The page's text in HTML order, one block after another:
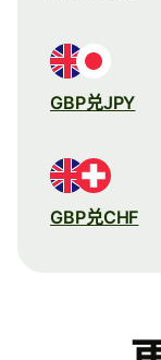
GBP兑JPY
GBP兑CHF